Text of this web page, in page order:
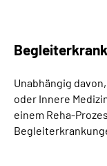
Unabhängig
oder Innere
einem Reha-